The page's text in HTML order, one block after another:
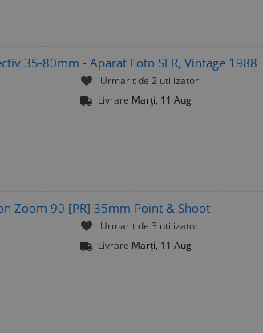
35-80mm - Aparat Foto SLR, Vintage 1988
Urmarit de 2 utilizatori
Livrare Marți, 11 Aug
Zoom 90 [PR] 35mm Point & Shoot
Urmarit de 3 utilizatori
Livrare Marți, 11 Aug